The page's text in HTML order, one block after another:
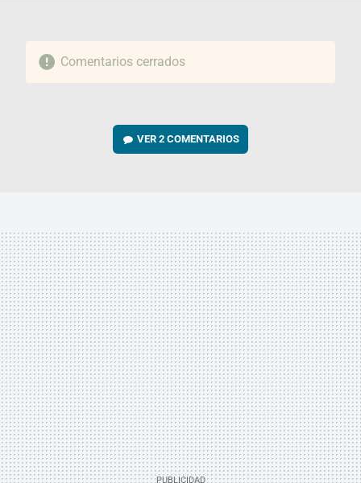
Comentarios cerrados
VER2 COMENTARIOS